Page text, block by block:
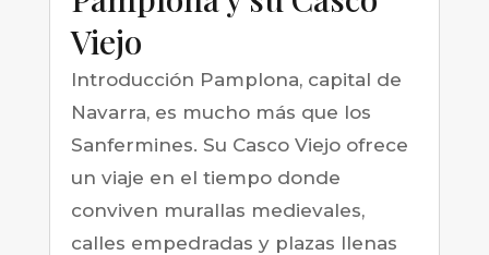
Viejo
Introducción Pamplona, capital de
Navarra, es mucho más que los
Sanfermines. Su Casco Viejo ofrece
un viaje en el tiempo donde
conviven murallas medievales,
calles empedradas y plazas llenas